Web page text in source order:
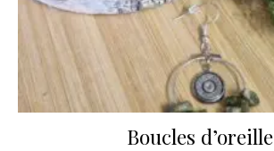
Boucles d’oreille